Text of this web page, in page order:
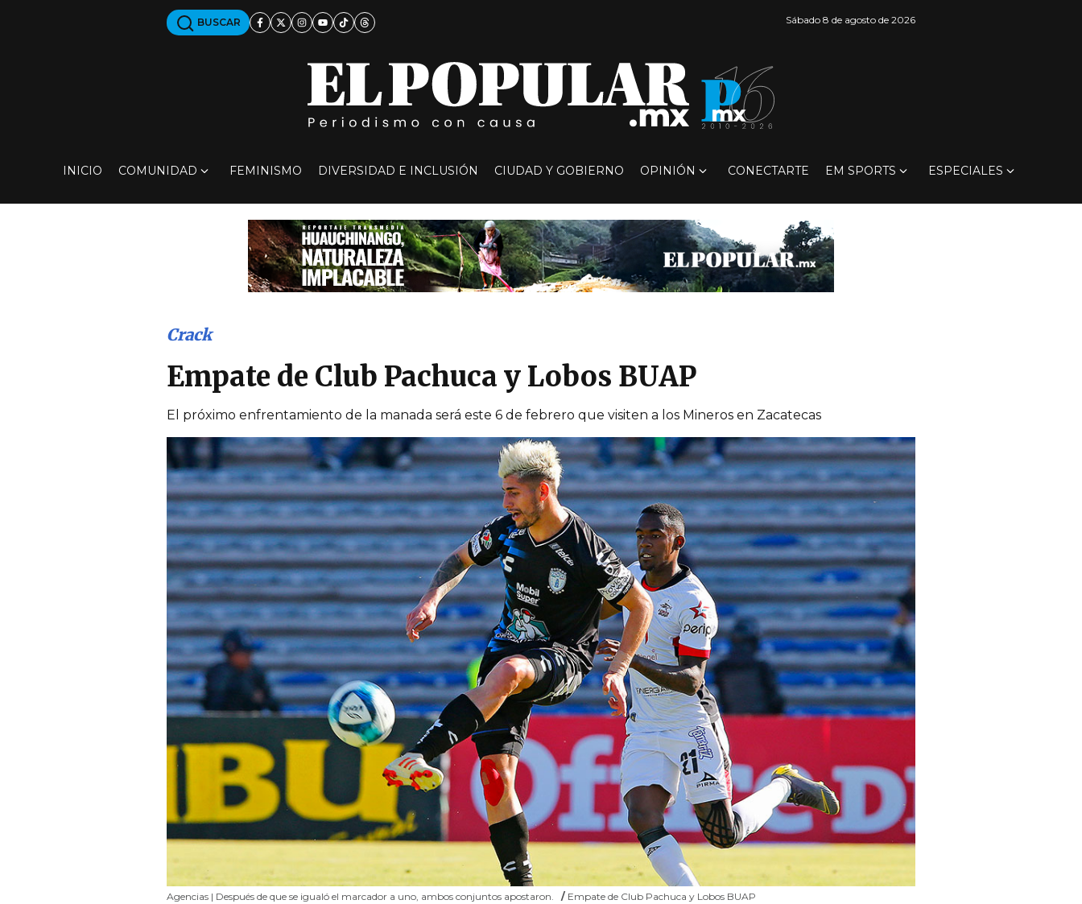
BUSCAR Sábado 8 de agosto de 2026
INICIO COMUNIDAD FEMINISMO DIVERSIDAD E INCLUSIÓN CIUDAD Y GOBIERNO OPINIÓN CONECTARTE EM SPORTS ESPECIALES
Agencias | Después de que se igualó el marcador a uno, ambos conjuntos apostaron. / Empate de Club Pachuca y Lobos BUAP
Crack
Empate de Club Pachuca y Lobos BUAP
El próximo enfrentamiento de la manada será este 6 de febrero que visiten a los Mineros en Zacatecas